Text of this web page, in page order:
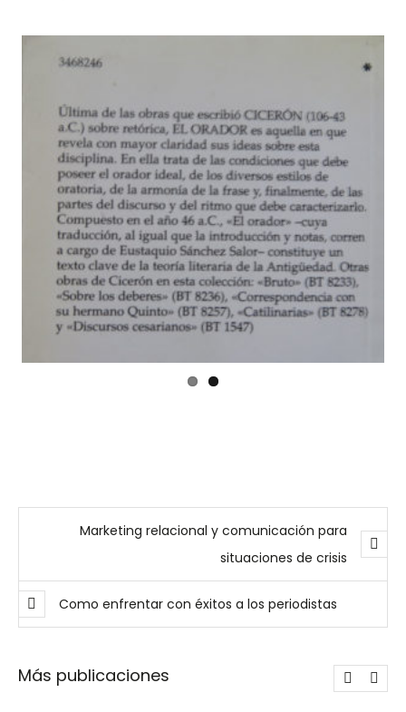
Previ
Marketing relacional y comunicación para
situaciones de crisis
Como enfrentar con éxitos a los periodistas
Más publicaciones